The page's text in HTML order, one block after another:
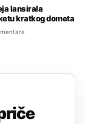
lansirala
kratkog dometa